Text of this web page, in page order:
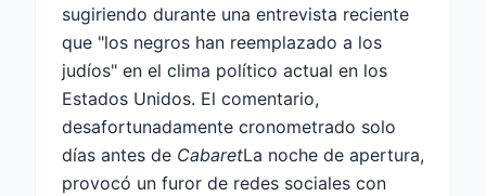
sugiriendo durante una entrevista reciente
que "los negros han reemplazado a los
judíos" en el clima político actual en los
Estados Unidos. El comentario,
desafortunadamente cronometrado solo
días antes de CabaretLa noche de apertura,
provocó un furor de redes sociales con